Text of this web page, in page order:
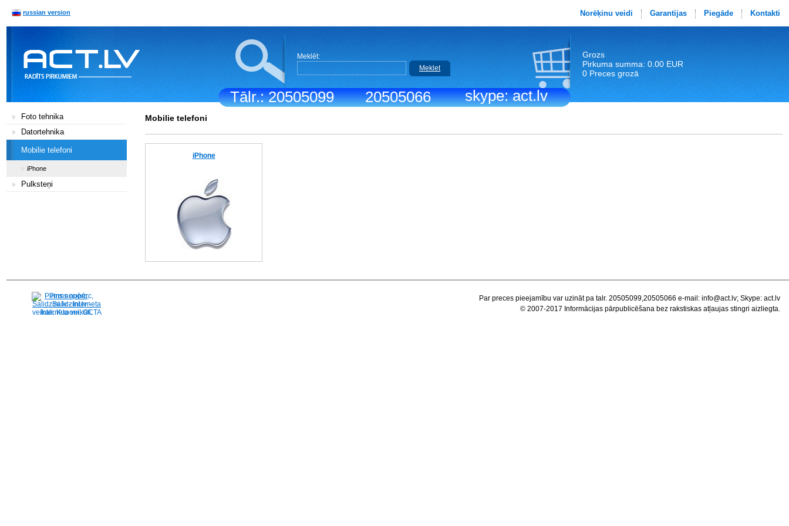
Tālr.: 20505099 20505066 skype: act.lv
russian version Norēķinu veidi Garantijas Piegāde Kontakti
Meklēt:
Meklet
Grozs
Pirkuma summa: 0.00 EUR
0 Preces grozā
Foto tehnika
Datortehnika
Mobilie telefoni
iPhone
Pulksteņi
Mobilie telefoni
iPhone
Pirms nopērc,
Salidzini.lv - Interneta
veikali, Kuponi, OCTA
Par preces pieejamību var uzināt pa talr. 20505099,20505066 e-mail: info@act.lv; Skype: act.lv
© 2007-2017 Informācijas pārpublicēšana bez rakstiskas atļaujas stingri aizliegta.